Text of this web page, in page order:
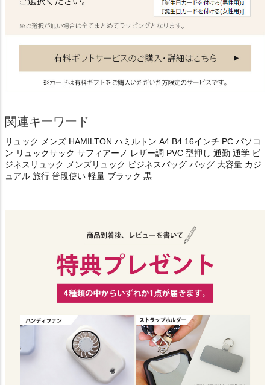
関連キーワード
リュック メンズ HAMILTON ハミルトン A4 B4 16インチ PC パソコ
ン リュックサック サフィアーノ レザー調 PVC 型押し 通勤 通学 ビ
ジネスリュック メンズリュック ビジネスバッグ バッグ 大容量 カジ
ュアル 旅行 普段使い 軽量 ブラック 黒